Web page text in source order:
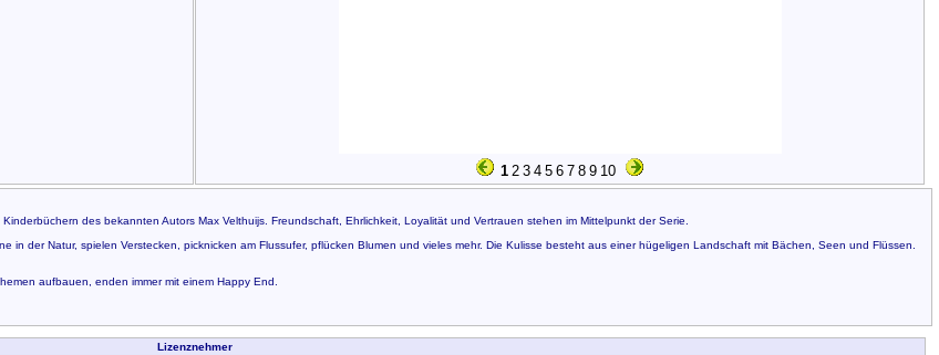
1 2 3 4 5 6 7 8 9 10
des bekannten Autors Max Velthuijs. Freundschaft, Ehrlichkeit, Loyalität und Vertrauen stehen im Mittelpunkt der Serie.
der Natur, spielen Verstecken, picknicken am Flussufer, pflücken Blumen und vieles mehr. Die Kulisse besteht aus einer hügeligen Landschaft mit Bächen, Seen und Flüssen.
aufbauen, enden immer mit einem Happy End.
Lizenznehmer